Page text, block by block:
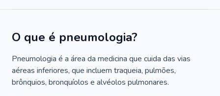
O que é pneumologia?
Pneumologia é a área da medicina que cuida das vias
aéreas inferiores, que incluem traqueia, pulmões,
brônquios, bronquíolos e alvéolos pulmonares.